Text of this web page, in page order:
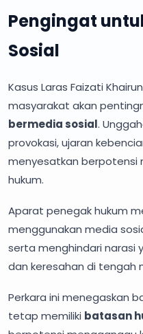
Pengingat
Sosial
Kasus Laras Faizati
masyarakat akan
bermedia sosial.
provokasi, ujaran
menyesatkan berpotensi
hukum.
Aparat penegak hukum
menggunakan media
serta menghindari narasi
dan keresahan di tengah
Perkara ini menegaskan
tetap memiliki batasan